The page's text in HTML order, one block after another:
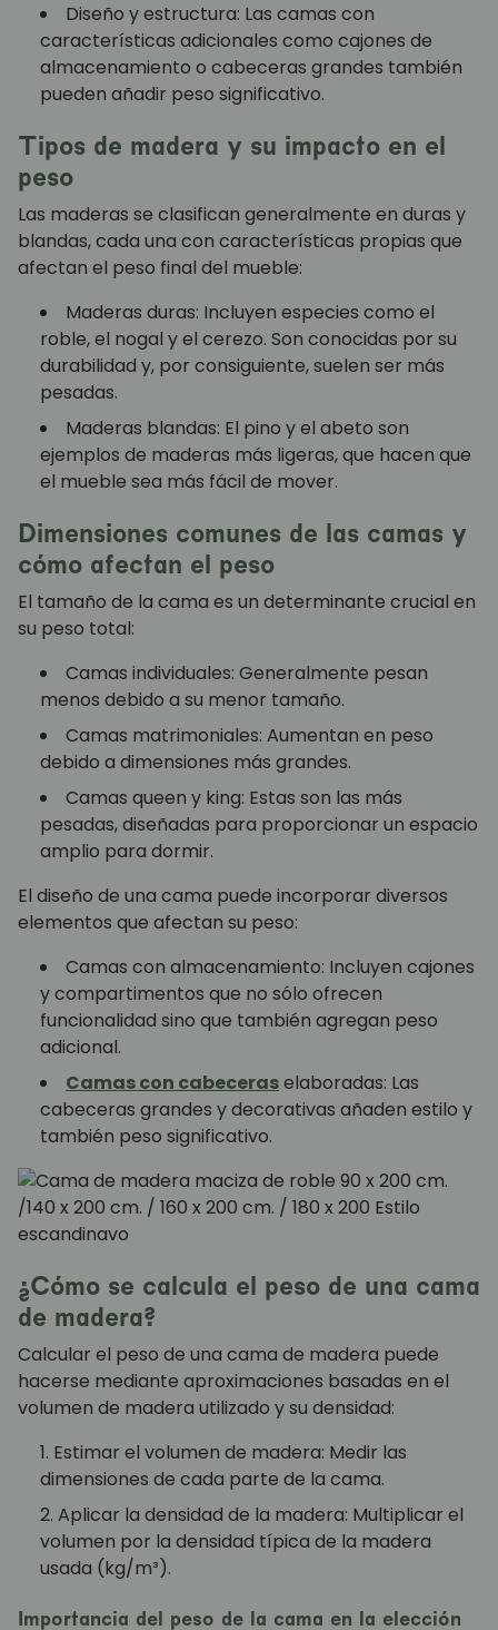
Diseño y estructura: Las camas con
características adicionales como cajones de
almacenamiento o cabeceras grandes también
pueden añadir peso significativo.
Tipos de madera y su impacto en el
peso
Las maderas se clasifican generalmente en duras y
blandas, cada una con características propias que
afectan el peso final del mueble:
Maderas duras: Incluyen especies como el
roble, el nogal y el cerezo. Son conocidas por su
durabilidad y, por consiguiente, suelen ser más
pesadas.
Maderas blandas: El pino y el abeto son
ejemplos de maderas más ligeras, que hacen que
el mueble sea más fácil de mover.
Dimensiones comunes de las camas y
cómo afectan el peso
El tamaño de la cama es un determinante crucial en
su peso total:
Camas individuales: Generalmente pesan
menos debido a su menor tamaño.
Camas matrimoniales: Aumentan en peso
debido a dimensiones más grandes.
Camas queen y king: Estas son las más
pesadas, diseñadas para proporcionar un espacio
amplio para dormir.
El diseño de una cama puede incorporar diversos
elementos que afectan su peso:
Camas con almacenamiento: Incluyen cajones
y compartimentos que no sólo ofrecen
funcionalidad sino que también agregan peso
adicional.
Camas con cabeceraselaboradas: Las
cabeceras grandes y decorativas añaden estilo y
también peso significativo.
¿Cómo se calcula el peso de una cama
de madera?
Calcular el peso de una cama de madera puede
hacerse mediante aproximaciones basadas en el
volumen de madera utilizado y su densidad:
Estimar el volumen de madera: Medir las
dimensiones de cada parte de la cama.
Aplicar la densidad de la madera: Multiplicar el
volumen por la densidad típica de la madera
usada (kg/m³).
Importancia del peso de la cama en la elección